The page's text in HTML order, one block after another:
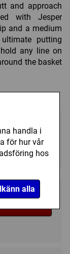
handla i
för hur vår
hos
alla
and approach
with Jesper
and a medium
putting
any line on
the basket
▼